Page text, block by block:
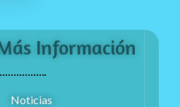
Información
Noticias